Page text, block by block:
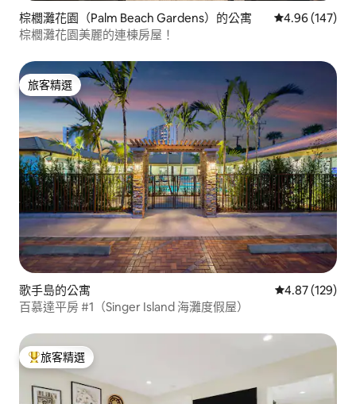
棕櫚灘花園（Palm Beach Gardens）的公寓 從 147 則評價
4.96 (147)
棕櫚灘花園美麗的連棟房屋！
旅客精選
旅客精選
歌手島的公寓 從 129 則評價
4.87 (129)
百慕達平房 #1（Singer Island 海灘度假屋）
旅客精選榜首
旅客精選